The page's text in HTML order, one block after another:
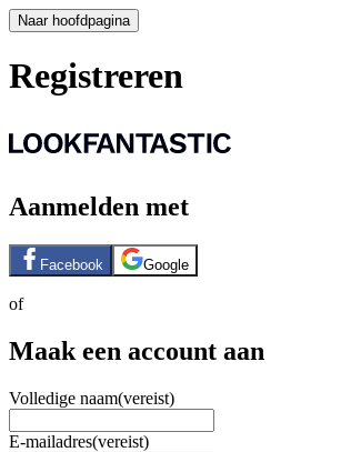
Naar hoofdpagina
Registreren
Aanmelden met
Facebook Google
of
Maak een account aan
Volledige naam(vereist)
E-mailadres(vereist)